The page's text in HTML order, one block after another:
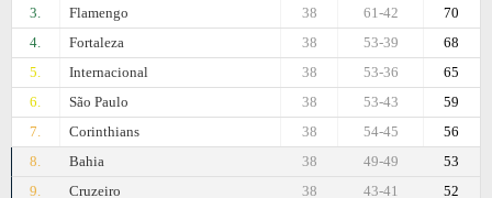
3.
Flamengo 70
61-42
38
4.
Fortaleza 68
53-39
38
5.
Internacional 65
53-36
38
6.
São Paulo 59
53-43
38
7.
Corinthians 56
54-45
38
8.
Bahia 53
49-49
38
9.
Cruzeiro 52
43-41
38